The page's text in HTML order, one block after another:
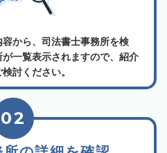
から、司法書士事務所を検
一覧表示されますので、紹介
討ください。
02